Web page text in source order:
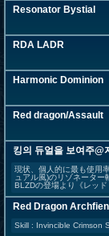
Resonator Bystial
RDA LADR
Harmonic Dominion
Red dragon/Assault
킹의 듀얼을 보여주@
現状、個人的に最も使用
ュアル風)のリゾネーター
BLZDの登場より《レッ
Red Dragon
Skill : Invincible Crimson